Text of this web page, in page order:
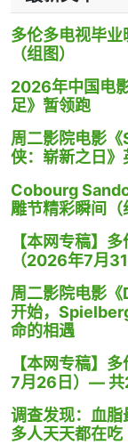
多伦多电视毕
（组图）
2026年中国电
足》暂领跑
周二影院电影
侠：崭新之日
Cobourg
雕节精彩瞬间（
【本网专稿】
（2026年7月
周二影院电影
开始，
命的相遇
【本网专稿】
7月26日）— 共
调查发现：血
多人天天都在吃